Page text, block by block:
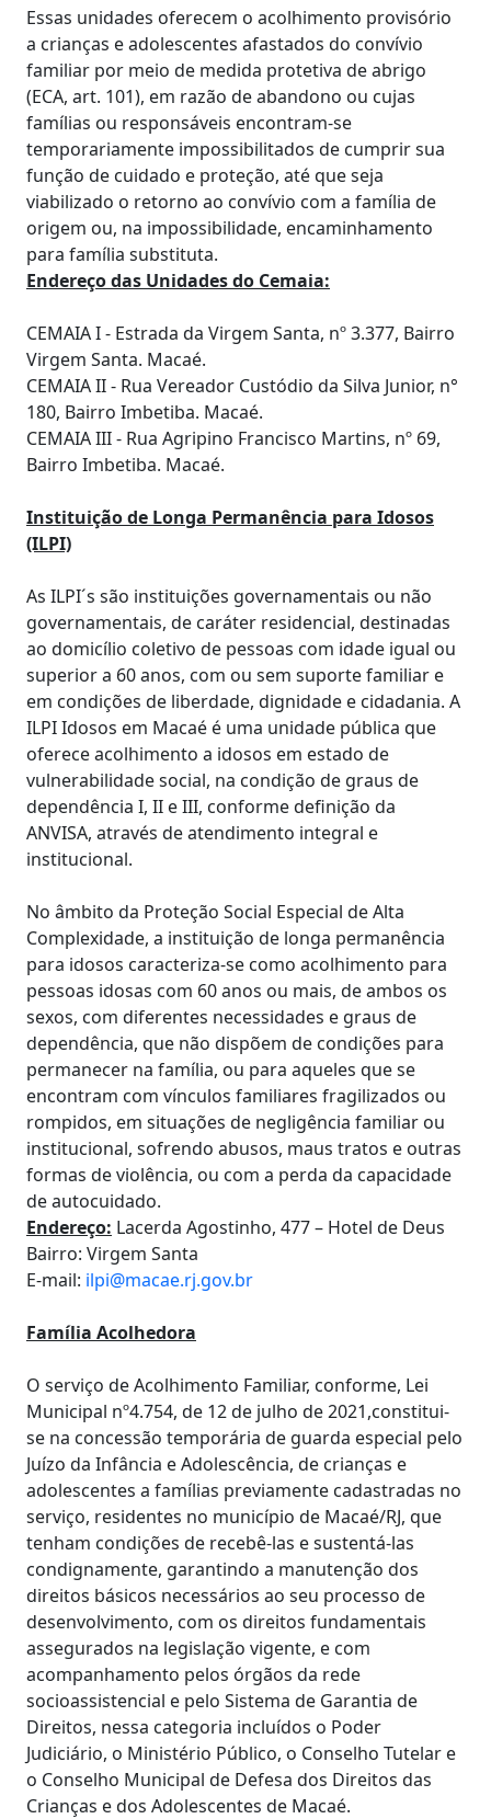
Essas unidades oferecem o acolhimento provisório
a crianças e adolescentes afastados do convívio
familiar por meio de medida protetiva de abrigo
(ECA, art. 101), em razão de abandono ou cujas
famílias ou responsáveis encontram-se
temporariamente impossibilitados de cumprir sua
função de cuidado e proteção, até que seja
viabilizado o retorno ao convívio com a família de
origem ou, na impossibilidade, encaminhamento
para família substituta.
Endereço das Unidades do Cemaia:
CEMAIA I - Estrada da Virgem Santa, nº 3.377, Bairro
Virgem Santa. Macaé.
CEMAIA II - Rua Vereador Custódio da Silva Junior, n°
180, Bairro Imbetiba. Macaé.
CEMAIA III - Rua Agripino Francisco Martins, nº 69,
Bairro Imbetiba. Macaé.
Instituição de Longa Permanência para Idosos
(ILPI)
As ILPI´s são instituições governamentais ou não
governamentais, de caráter residencial, destinadas
ao domicílio coletivo de pessoas com idade igual ou
superior a 60 anos, com ou sem suporte familiar e
em condições de liberdade, dignidade e cidadania. A
ILPI Idosos em Macaé é uma unidade pública que
oferece acolhimento a idosos em estado de
vulnerabilidade social, na condição de graus de
dependência I, II e III, conforme definição da
ANVISA, através de atendimento integral e
institucional.
No âmbito da Proteção Social Especial de Alta
Complexidade, a instituição de longa permanência
para idosos caracteriza-se como acolhimento para
pessoas idosas com 60 anos ou mais, de ambos os
sexos, com diferentes necessidades e graus de
dependência, que não dispõem de condições para
permanecer na família, ou para aqueles que se
encontram com vínculos familiares fragilizados ou
rompidos, em situações de negligência familiar ou
institucional, sofrendo abusos, maus tratos e outras
formas de violência, ou com a perda da capacidade
de autocuidado.
Endereço: Lacerda Agostinho, 477 – Hotel de Deus
Bairro: Virgem Santa
E-mail: ilpi@macae.rj.gov.br
Família Acolhedora
O serviço de Acolhimento Familiar, conforme, Lei
Municipal nº4.754, de 12 de julho de 2021,constitui-
se na concessão temporária de guarda especial pelo
Juízo da Infância e Adolescência, de crianças e
adolescentes a famílias previamente cadastradas no
serviço, residentes no município de Macaé/RJ, que
tenham condições de recebê-las e sustentá-las
condignamente, garantindo a manutenção dos
direitos básicos necessários ao seu processo de
desenvolvimento, com os direitos fundamentais
assegurados na legislação vigente, e com
acompanhamento pelos órgãos da rede
socioassistencial e pelo Sistema de Garantia de
Direitos, nessa categoria incluídos o Poder
Judiciário, o Ministério Público, o Conselho Tutelar e
o Conselho Municipal de Defesa dos Direitos das
Crianças e dos Adolescentes de Macaé.